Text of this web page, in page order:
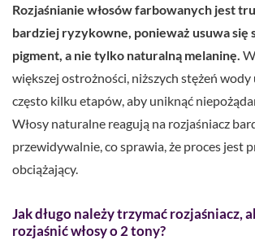
Rozjaśnianie włosów farbowanych jest
bardziej ryzykowne, ponieważ usuwa się
pigment, a nie tylko naturalną melaninę.
większej ostrożności, niższych stężeń
często kilku etapów, aby uniknąć
Włosy naturalne reagują na rozjaśniacz
przewidywalnie, co sprawia, że proces jest
obciążający.
Jak długo należy trzymać rozjaśniacz,
rozjaśnić włosy o 2 tony?